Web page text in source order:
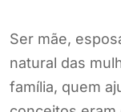
Ser mãe,
natural das
família, quem